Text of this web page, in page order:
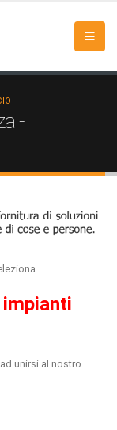
-
unirsi al nostro